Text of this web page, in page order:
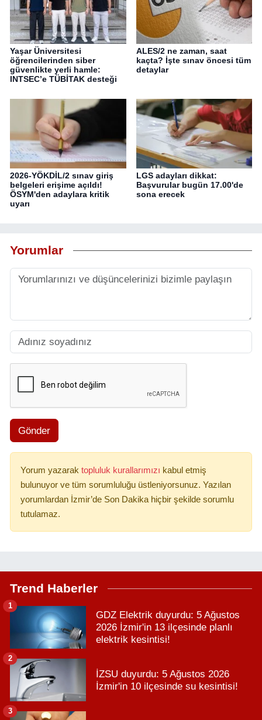
Yaşar Üniversitesi
öğrencilerinden siber
güvenlikte yerli hamle:
INTSEC’e TÜBİTAK desteği
ALES/2 ne zaman, saat
kaçta? İşte sınav öncesi tüm
detaylar
2026-YÖKDİL/2 sınav giriş
belgeleri erişime açıldı!
ÖSYM'den adaylara kritik
uyarı
LGS adayları dikkat:
Başvurular bugün 17.00'de
sona erecek
Yorumlar
Gönder
Yorum yazarak topluluk kurallarımızı kabul etmiş
bulunuyor ve tüm sorumluluğu üstleniyorsunuz. Yazılan
yorumlardan İzmir’de Son Dakika hiçbir şekilde sorumlu
tutulamaz.
Trend Haberler
GDZ Elektrik duyurdu: 5 Ağustos
2026 İzmir'in 13 ilçesinde planlı
elektrik kesintisi!
1
İZSU duyurdu: 5 Ağustos 2026
İzmir'in 10 ilçesinde su kesintisi!
2
3